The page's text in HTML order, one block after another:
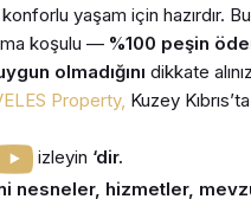
yaşam için hazırdır.
koşulu — %100 peşin
olmadığını dikkate
Property, Kuzey
izleyin ‘dir.
nesneler, hizmetler,